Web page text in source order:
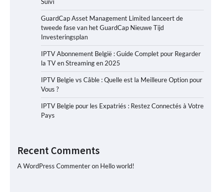
Suivi
GuardCap Asset Management Limited lanceert de
tweede fase van het GuardCap Nieuwe Tijd
Investeringsplan
IPTV Abonnement België : Guide Complet pour Regarder
la TV en Streaming en 2025
IPTV Belgie vs Câble : Quelle est la Meilleure Option pour
Vous ?
IPTV Belgie pour les Expatriés : Restez Connectés à Votre
Pays
Recent Comments
A WordPress Commenteron Hello world!